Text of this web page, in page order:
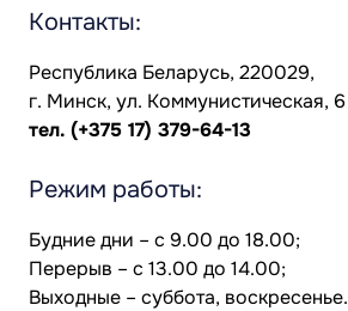
Контакты:
Республика Беларусь, 220029,
г. Минск, ул. Коммунистическая, 6
тел. (+375 17) 379-64-13
Режим работы:
Будние дни – с 9.00 до 18.00;
Перерыв – с 13.00 до 14.00;
Выходные – суббота, воскресенье.